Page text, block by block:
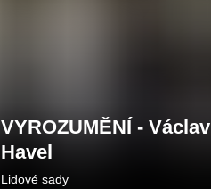
VYROZUMĚNÍ - Václav
Havel
Lidové sady